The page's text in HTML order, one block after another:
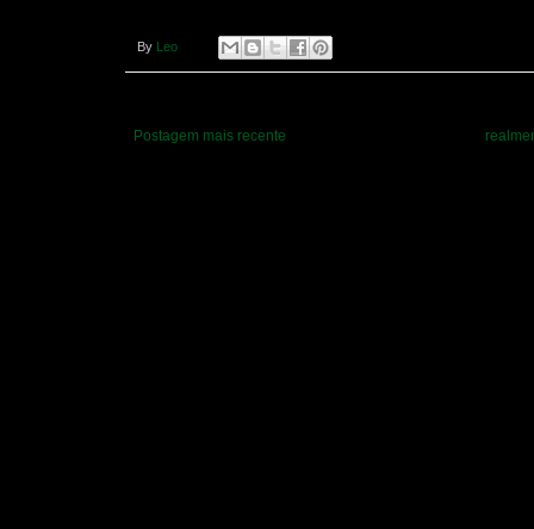
By Leo
Postagem mais recente